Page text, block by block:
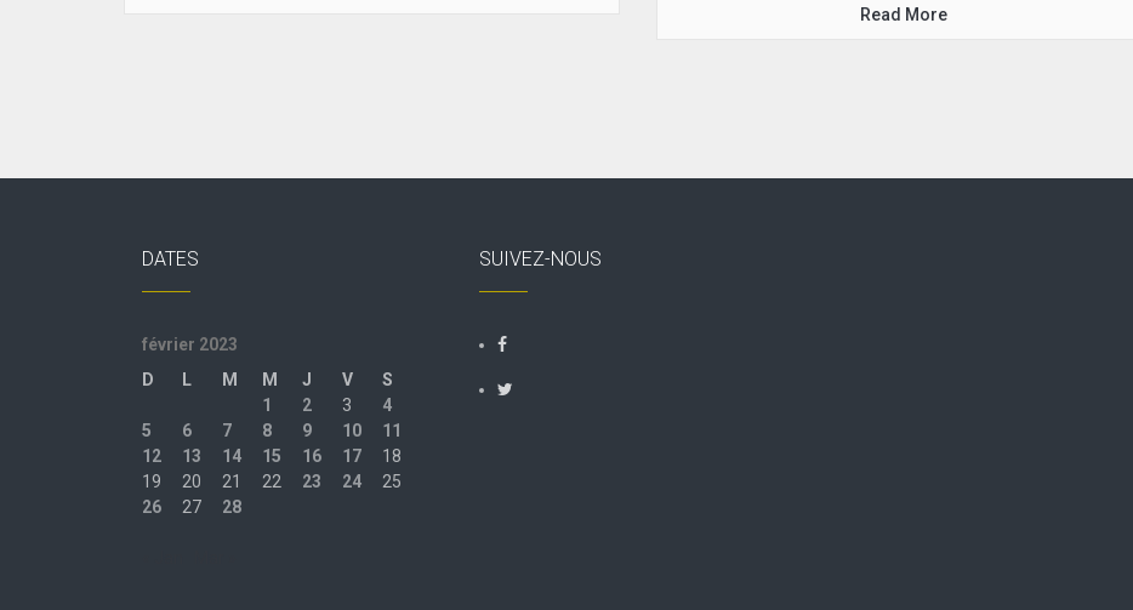
Read More
DATES
février 2023
D
L M M J V
S
1
2 3
4
5
6 7 8 9 10
11
12
13 14 15 16 17
18
19
20 21 22 23 24
25
26
27 28
SUIVEZ-NOUS